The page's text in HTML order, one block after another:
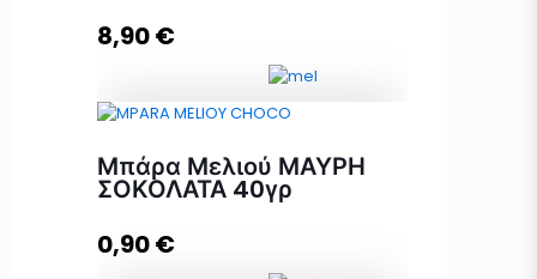
8,90€
ΒΙΟΛΟΓΙΚΗ Μπάρα Μελιού
ΑΜΥΓΔΑΛΟ-ΣΤΑΦΙΔΑ Display Box
9 τεμάχια * 40γρ ποσότητα
Μπάρα Μελιού ΜΑΥΡΗ
ΣΟΚΟΛΑΤΑ 40γρ
0,90€